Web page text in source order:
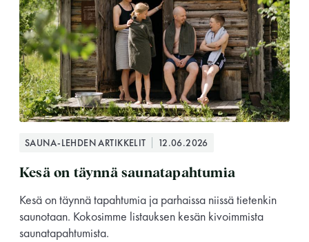
SAUNA-LEHDEN ARTIKKELIT 12.06.2026
Kesä on täynnä saunatapahtumia
Kesä on täynnä tapahtumia ja parhaissa niissä tietenkin
saunotaan. Kokosimme listauksen kesän kivoimmista
saunatapahtumista.